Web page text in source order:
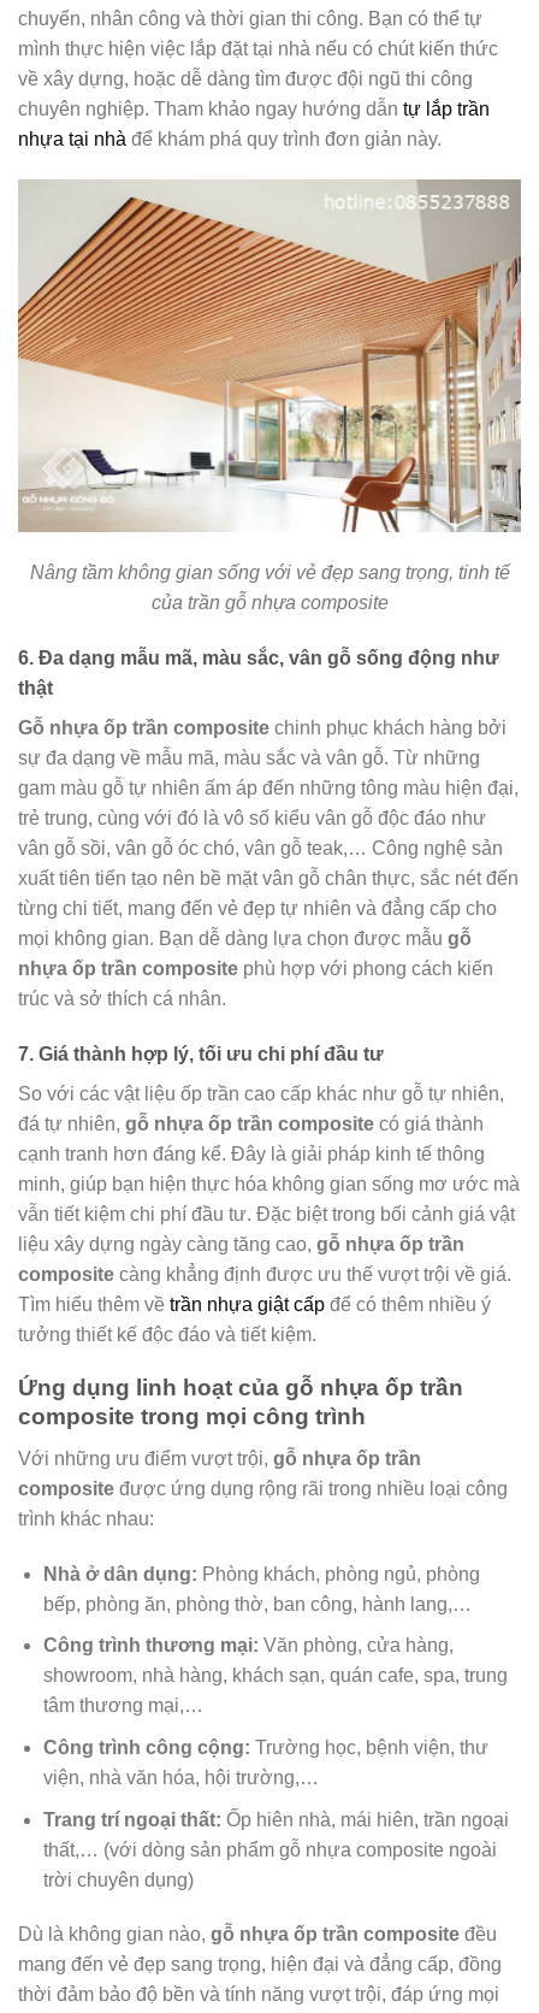
chuyển, nhân công và thời gian thi công. Bạn có thể tự
mình thực hiện việc lắp đặt tại nhà nếu có chút kiến thức
về xây dựng, hoặc dễ dàng tìm được đội ngũ thi công
chuyên nghiệp. Tham khảo ngay hướng dẫn tự lắp trần
nhựa tại nhà để khám phá quy trình đơn giản này.
Nâng tầm không gian sống với vẻ đẹp sang trọng, tinh tế
của trần gỗ nhựa composite
6. Đa dạng mẫu mã, màu sắc, vân gỗ sống động như
thật
Gỗ nhựa ốp trần composite chinh phục khách hàng bởi
sự đa dạng về mẫu mã, màu sắc và vân gỗ. Từ những
gam màu gỗ tự nhiên ấm áp đến những tông màu hiện đại,
trẻ trung, cùng với đó là vô số kiểu vân gỗ độc đáo như
vân gỗ sồi, vân gỗ óc chó, vân gỗ teak,… Công nghệ sản
xuất tiên tiến tạo nên bề mặt vân gỗ chân thực, sắc nét đến
từng chi tiết, mang đến vẻ đẹp tự nhiên và đẳng cấp cho
mọi không gian. Bạn dễ dàng lựa chọn được mẫu gỗ
nhựa ốp trần composite phù hợp với phong cách kiến
trúc và sở thích cá nhân.
7. Giá thành hợp lý, tối ưu chi phí đầu tư
So với các vật liệu ốp trần cao cấp khác như gỗ tự nhiên,
đá tự nhiên, gỗ nhựa ốp trần composite có giá thành
cạnh tranh hơn đáng kể. Đây là giải pháp kinh tế thông
minh, giúp bạn hiện thực hóa không gian sống mơ ước mà
vẫn tiết kiệm chi phí đầu tư. Đặc biệt trong bối cảnh giá vật
liệu xây dựng ngày càng tăng cao, gỗ nhựa ốp trần
composite càng khẳng định được ưu thế vượt trội về giá.
Tìm hiểu thêm về trần nhựa giật cấp để có thêm nhiều ý
tưởng thiết kế độc đáo và tiết kiệm.
Ứng dụng linh hoạt của gỗ nhựa ốp trần
composite trong mọi công trình
Với những ưu điểm vượt trội, gỗ nhựa ốp trần
composite được ứng dụng rộng rãi trong nhiều loại công
trình khác nhau:
Nhà ở dân dụng: Phòng khách, phòng ngủ, phòng
bếp, phòng ăn, phòng thờ, ban công, hành lang,…
Công trình thương mại: Văn phòng, cửa hàng,
showroom, nhà hàng, khách sạn, quán cafe, spa, trung
tâm thương mại,…
Công trình công cộng: Trường học, bệnh viện, thư
viện, nhà văn hóa, hội trường,…
Trang trí ngoại thất: Ốp hiên nhà, mái hiên, trần ngoại
thất,… (với dòng sản phẩm gỗ nhựa composite ngoài
trời chuyên dụng)
Dù là không gian nào, gỗ nhựa ốp trần composite đều
mang đến vẻ đẹp sang trọng, hiện đại và đẳng cấp, đồng
thời đảm bảo độ bền và tính năng vượt trội, đáp ứng mọi